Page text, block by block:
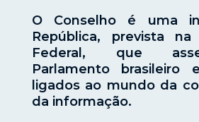
O Conselho é uma
República, prevista na
Federal, que
Parlamento brasileiro
ligados ao mundo da
da informação.